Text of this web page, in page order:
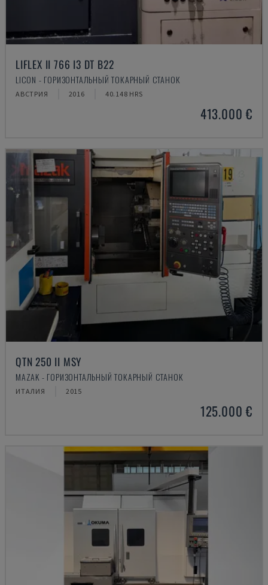
LIFLEX II 766 I3 DT B22
LICON - ГОРИЗОНТАЛЬНЫЙ ТОКАРНЫЙ СТАНОК
АВСТРИЯ 2016 40.148 HRS
413.000 €
QTN 250 II MSY
MAZAK - ГОРИЗОНТАЛЬНЫЙ ТОКАРНЫЙ СТАНОК
ИТАЛИЯ 2015
125.000 €